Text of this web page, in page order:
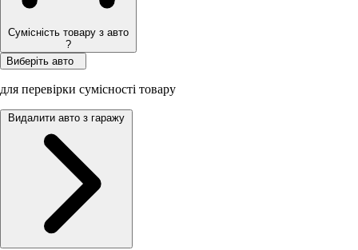
Сумісність товару з авто
?
Виберіть авто
для перевірки сумісності товару
Видалити авто з гаражу